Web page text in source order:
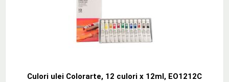
Culori ulei Colorarte, 12 culori x 12ml, EO1212C